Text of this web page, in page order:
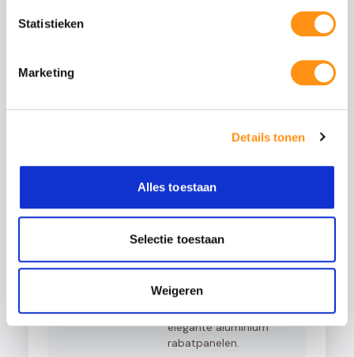
Statistieken
Marketing
Details tonen
Alles toestaan
Selectie toestaan
Weigeren
dicht met stijlvolle
voor de voorzijde of
schuifdeuren voor een
afgesloten tuinkamer
Aluminium zijwandenCreëer privacy en
windbescherming met
elegante aluminium
rabatpanelen.